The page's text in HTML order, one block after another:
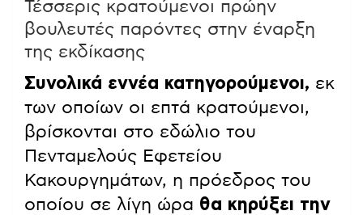
Τέσσερις κρατούμενοι πρώην
βουλευτές παρόντες στην έναρξη
της εκδίκασης
Συνολικά εννέα κατηγορούμενοι, εκ
των οποίων οι επτά κρατούμενοι,
βρίσκονται στο εδώλιο του
Πενταμελούς Εφετείου
Κακουργημάτων, η πρόεδρος του
οποίου σε λίγη ώρα θα κηρύξει την